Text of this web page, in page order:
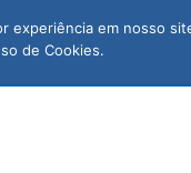
AUTORES
experiência em nosso
de Cookies.